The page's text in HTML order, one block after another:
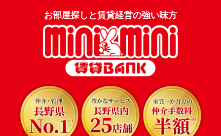
お部屋探しと賃貸経営の強い味方